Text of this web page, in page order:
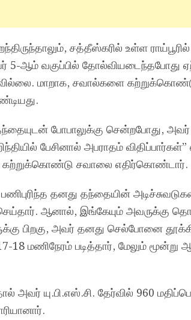
சத்தீஸ்கரில் உள்ள
5-ஆம் வகுப்பில் தோல்வியடைந்தபோது
மாறாக, சவால்களை
போபாலுக்கு சென்றபோது, அவர்
பேசினால் அபராதம் விதிப்பார்கள்”
கற்றுக்கொண்டு சவாலை எதிர்கொண்டார்.
தனது தந்தையின்
செய்தார். ஆனால், இங்கேயும் அவருக்கு
பிறகு, அவர் தனது செல்போனை தூக்கி
18 மணிநேரம் படித்தார், மேலும்
யு.பி.எஸ்.சி. தேர்வில் 960